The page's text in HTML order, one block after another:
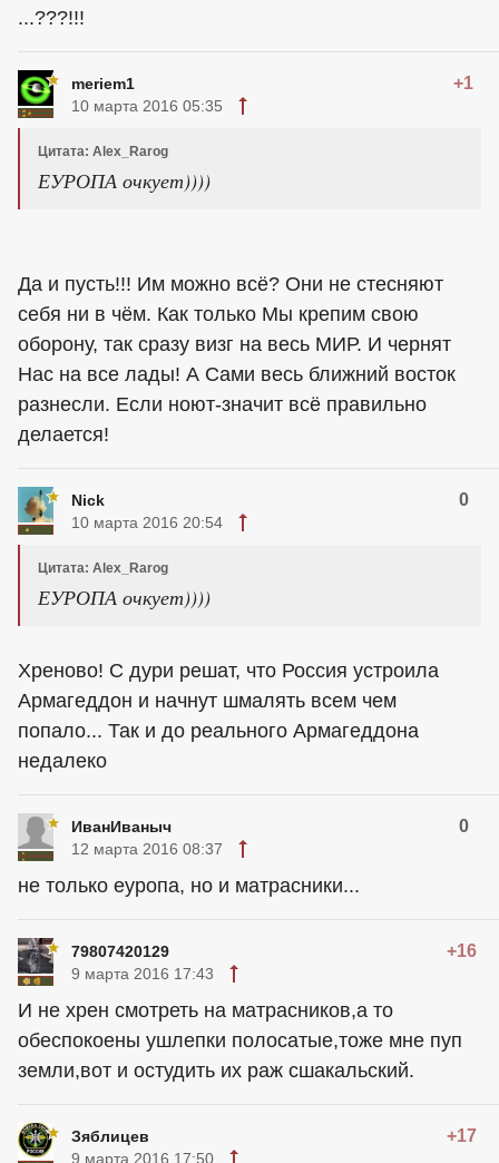
...???!!!
meriem1 +1
10 марта 2016 05:35
Цитата: Alex_Rarog
ЕУРОПА очкует))))
Да и пусть!!! Им можно всё? Они не стесняют
себя ни в чём. Как только Мы крепим свою
оборону, так сразу визг на весь МИР. И чернят
Нас на все лады! А Сами весь ближний восток
разнесли. Если ноют-значит всё правильно
делается!
Nick 0
10 марта 2016 20:54
Цитата: Alex_Rarog
ЕУРОПА очкует))))
Хреново! С дури решат, что Россия устроила
Армагеддон и начнут шмалять всем чем
попало... Так и до реального Армагеддона
недалеко
ИванИваныч 0
12 марта 2016 08:37
не только еуропа, но и матрасники...
79807420129 +16
9 марта 2016 17:43
И не хрен смотреть на матрасников,а то
обеспокоены ушлепки полосатые,тоже мне пуп
земли,вот и остудить их раж сшакальский.
Зяблицев +17
9 марта 2016 17:50